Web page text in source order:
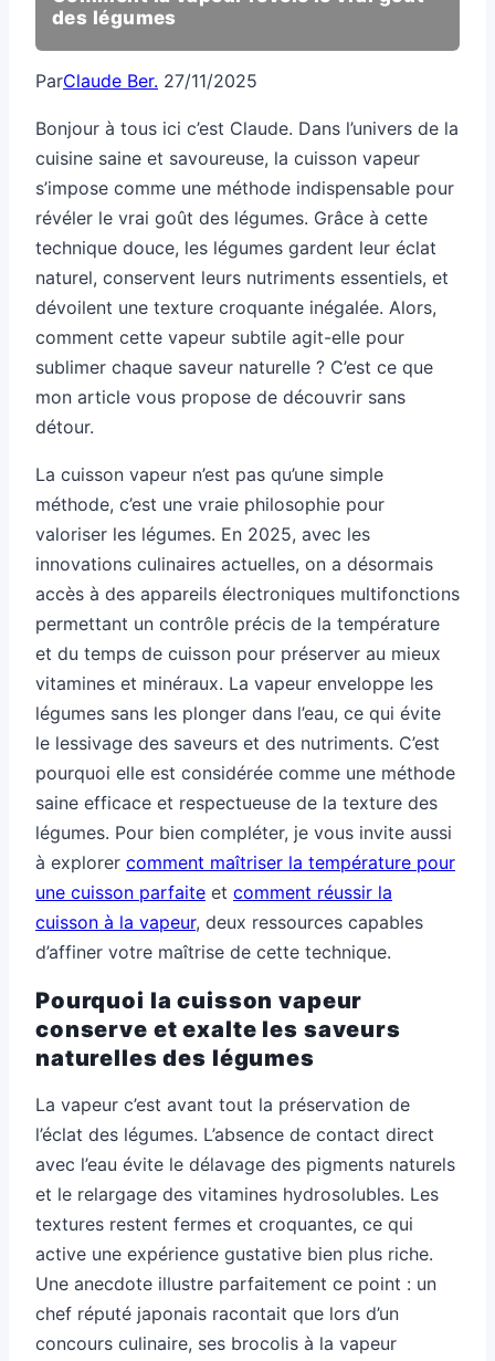
des légumes
ParClaude Ber. 27/11/2025
Bonjour à tous ici c’est Claude. Dans l’univers de la
cuisine saine et savoureuse, la cuisson vapeur
s’impose comme une méthode indispensable pour
révéler le vrai goût des légumes. Grâce à cette
technique douce, les légumes gardent leur éclat
naturel, conservent leurs nutriments essentiels, et
dévoilent une texture croquante inégalée. Alors,
comment cette vapeur subtile agit-elle pour
sublimer chaque saveur naturelle ? C’est ce que
mon article vous propose de découvrir sans
détour.
La cuisson vapeur n’est pas qu’une simple
méthode, c’est une vraie philosophie pour
valoriser les légumes. En 2025, avec les
innovations culinaires actuelles, on a désormais
accès à des appareils électroniques multifonctions
permettant un contrôle précis de la température
et du temps de cuisson pour préserver au mieux
vitamines et minéraux. La vapeur enveloppe les
légumes sans les plonger dans l’eau, ce qui évite
le lessivage des saveurs et des nutriments. C’est
pourquoi elle est considérée comme une méthode
saine efficace et respectueuse de la texture des
légumes. Pour bien compléter, je vous invite aussi
à explorer comment maîtriser la température pour
une cuisson parfaite et comment réussir la
cuisson à la vapeur, deux ressources capables
d’affiner votre maîtrise de cette technique.
Pourquoi la cuisson vapeur
conserve et exalte les saveurs
naturelles des légumes
La vapeur c’est avant tout la préservation de
l’éclat des légumes. L’absence de contact direct
avec l’eau évite le délavage des pigments naturels
et le relargage des vitamines hydrosolubles. Les
textures restent fermes et croquantes, ce qui
active une expérience gustative bien plus riche.
Une anecdote illustre parfaitement ce point : un
chef réputé japonais racontait que lors d’un
concours culinaire, ses brocolis à la vapeur